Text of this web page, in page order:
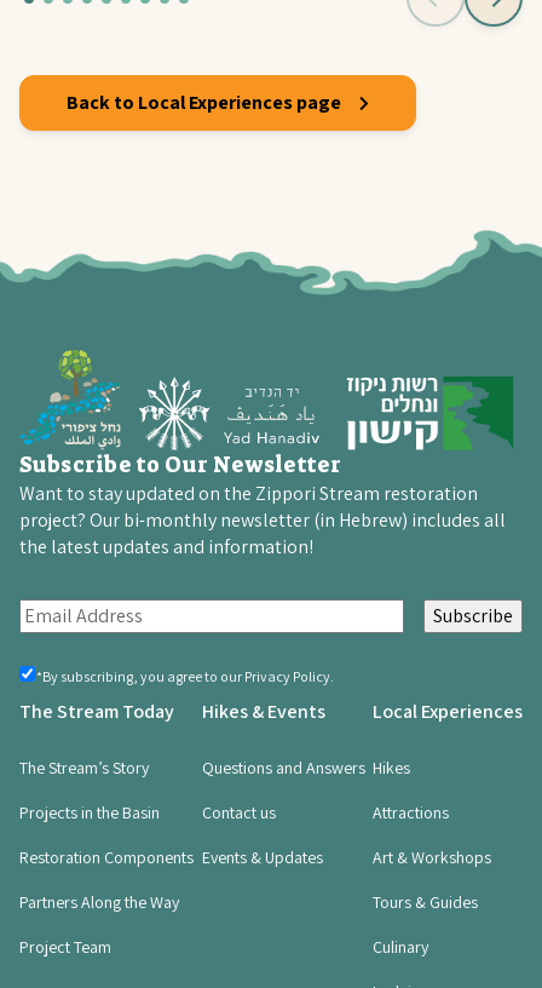
Back to Local Experiences page
Subscribe to Our Newsletter
Want to stay updated on the Zippori Stream restoration
project? Our bi-monthly newsletter (in Hebrew) includes all
the latest updates and information!
E
m
a
i
(
e
i
e
By
you
*By subscribing, you agree to our Privacy Policy.
The Stream Today
The Stream’s Story
Projects in the Basin
Restoration Components
Partners Along the Way
Project Team
Hikes & Events
Questions and Answers
Contact us
Events & Updates
Local Experiences
Hikes
Attractions
Art & Workshops
Tours & Guides
Culinary